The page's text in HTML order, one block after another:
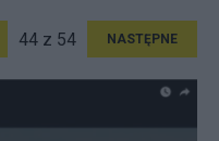
44 z 54 NASTĘPNE